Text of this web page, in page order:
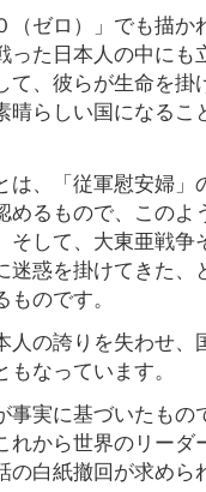
（ゼロ）」でも描か
った日本人の中にも
て、彼らが生命を掛
晴らしい国になるこ
は、「従軍慰安婦
めるもので、このよ
そして、大東亜戦争
迷惑を掛けてきた、
のです。
人の誇りを失わせ、
なっています。
事実に基づいたもの
れから世界のリーダ
白紙撤回が求めら